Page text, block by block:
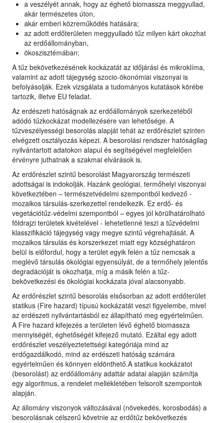
a veszélyét annak, hogy az éghető biomassza meggyullad,
akár természetes úton,
akár emberi közreműködés hatására;
az adott erdőterületen meggyulladó tűz milyen kárt okozhat
az erdőállományban,
ökoszisztémában;
A tűz bekövetkezésének kockázatát az időjárási és mikroklíma,
valamint az adott tájegység szocio-ökonómiai viszonyai is
befolyásolják. Ezek vizsgálata a tudományos kutatások körébe
tartozik, illetve EU feladat.
Az erdészeti hatóságnak az erdőállományok szerkezetéből
adódó tűzkockázat modellezésére van lehetősége. A
tűzveszélyességi besorolás alapját tehát az erdőrészlet szinten
elvégzett osztályozás képezi. A besorolási rendszer hatóságilag
nyilvántartott adatokon alapul és segítségével megfelelően
érvényre juthatnak a szakmai elvárások is.
Az erdőrészlet szintű besorolást Magyarország természeti
adottságai is indokolják. Hazánk geológiai, termőhelyi viszonyai
következtében – természetvédelmi szempontból kedvező -
mozaikos társulás-szerkezettel rendelkezik. Ez erdő- és
vegetációtűz-védelmi szempontból – egyes jól körülhatárolható
földrajzi területek kivételével - lehetetlenné teszi a tűzvédelmi
klasszifikáció tájegység vagy megye szintű végrehajtását. A
mozaikos társulás és korszerkezet miatt egy községhatáron
belül is előfordul, hogy a terület egyik felén a tűz nemcsak a
meglévő társulás ökológiai egyensúlyát, de a termőhely jelentős
degradációját is okozhatja, míg a másik felén a tűz-
bekövetkezési és ökológiai kockázata jóval alacsonyabb.
Az erdőrészlet szintű besorolás elsősorban az adott erdőterület
statikus (Fire hazard) típusú kockázatát veszi figyelembe, mivel
az erdészeti nyilvántartásból ez állapítható meg egyértelműen.
A Fire hazard kifejezés a területen lévő éghető biomassza
mennyiségét, éghetőségét kifejező mutató. Ezáltal egy adott
erdőrészlet veszélyeztetettségi kategóriája mind az
erdőgazdálkodó, mind az erdészeti hatóság számára
egyértelműen és könnyen eldönthető.A statikus kockázatot
(besorolást) az erdőállomány adattár adatai alapján számítja
egy algoritmus, a rendelet mellékletében felsorolt szempontok
alapján.
Az állomány viszonyok változásával (növekedés, korosbodás) a
besorolásnak célszerű követnie az erdőtűz bekövetkezés